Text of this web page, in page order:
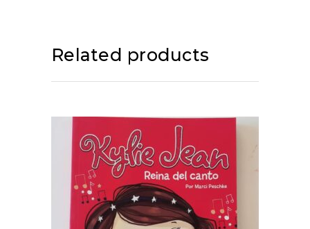
Related products
ADD TO CART